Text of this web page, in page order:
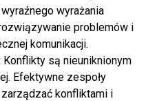
wyrażania
problemów i
komunikacji.
Konflikty są nieuniknionym
Efektywne zespoły
konfliktami i